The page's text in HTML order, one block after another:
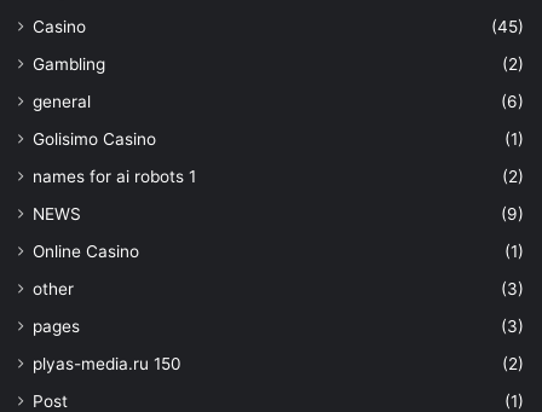
Casino
(45)
Gambling
(2)
general
(6)
Golisimo Casino
(1)
names for ai robots 1
(2)
NEWS
(9)
Online Casino
(1)
other
(3)
pages
(3)
plyas-media.ru 150
(2)
Post
(1)